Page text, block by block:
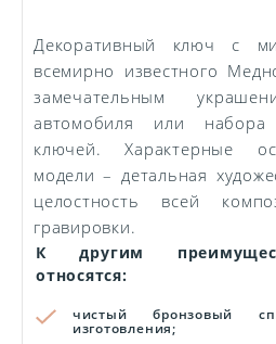
Декоративный ключ с
всемирно известного
замечательным
автомобиля или
ключей. Характерные
модели – детальная
целостность всей
гравировки.
К другим
относятся:
чистый бронзовый
изготовления;